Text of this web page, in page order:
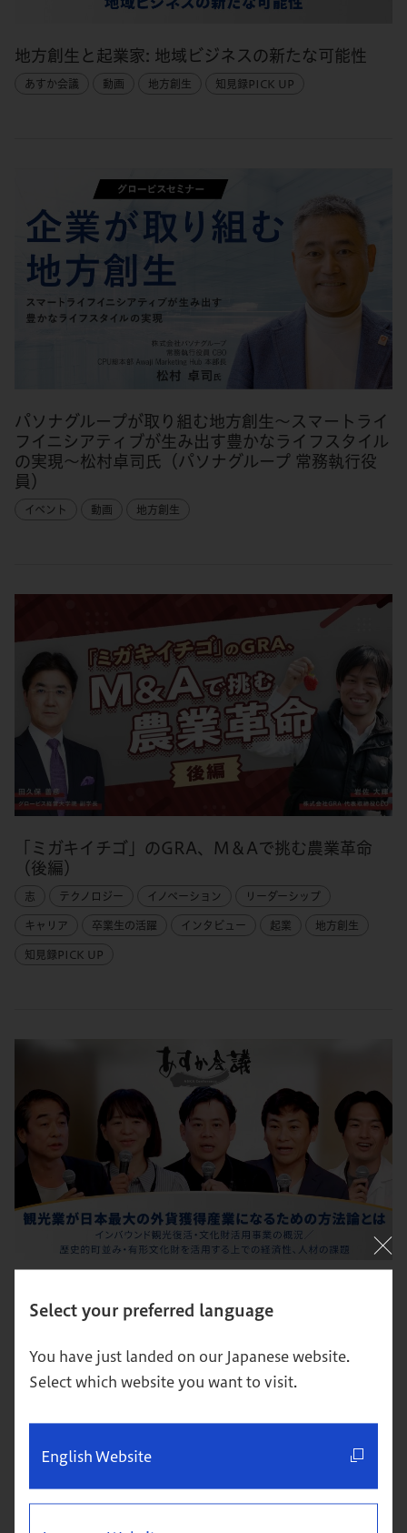
Select your preferred language
You have just landed on our Japanese website.
Select which website you want to visit.
English Website
地方創生と起業家: 地域ビジネスの新たな可能性
あすか会議 動画 地方創生 知見録PICK UP
パソナグループが取り組む地方創生～スマートライ
フイニシアティブが生み出す豊かなライフスタイル
の実現～松村卓司氏（パソナグループ 常務執行役
員）
イベント 動画 地方創生
「ミガキイチゴ」のGRA、M＆Aで挑む農業革命
（後編）
志 テクノロジー イノベーション リーダーシップ
キャリア 卒業生の活躍 インタビュー 起業 地方創生
知見録PICK UP
論とは／インバウンド観光復活・文化財活用事業の
経済性、人材の課題
マーケティング グローバル あすか会議 動画